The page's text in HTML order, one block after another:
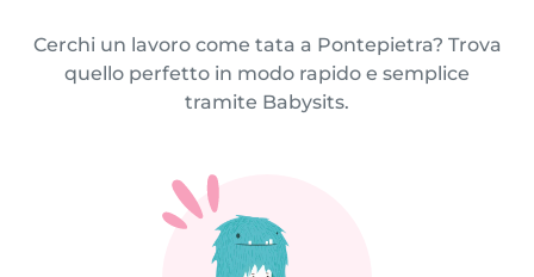
Cerchi un lavoro come tata a Pontepietra? Trova
quello perfetto in modo rapido e semplice
tramite Babysits.